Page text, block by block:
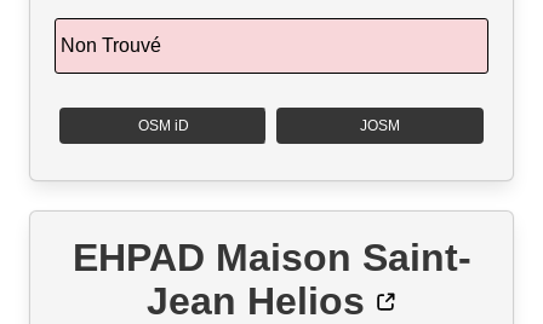
Non Trouvé
OSM iD JOSM
EHPAD Maison Saint-
Jean Helios